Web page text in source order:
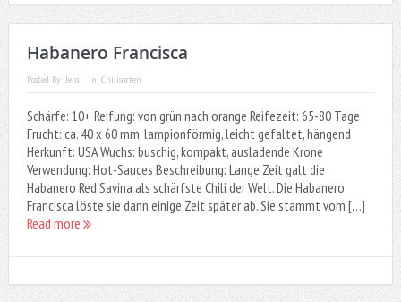
Habanero Francisca
Posted By: Jens In: Chilisorten
Schärfe: 10+ Reifung: von grün nach orange Reifezeit: 65-80 Tage
Frucht: ca. 40 x 60 mm, lampionförmig, leicht gefaltet, hängend
Herkunft: USA Wuchs: buschig, kompakt, ausladende Krone
Verwendung: Hot-Sauces Beschreibung: Lange Zeit galt die
Habanero Red Savina als schärfste Chili der Welt. Die Habanero
Francisca löste sie dann einige Zeit später ab. Sie stammt vom […]
Read more